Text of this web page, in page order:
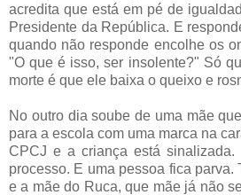
acredita que está em pé de
Presidente da República. E
quando não responde encolhe os
"O que é isso, ser insolente?" Só
morte é que ele baixa o queixo e
No outro dia soube de uma mãe
para a escola com uma marca na
CPCJ e a criança está
processo. E uma pessoa fica parva.
e a mãe do Ruca, que mãe já não